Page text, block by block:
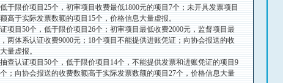
限价项目25个，初审项目收费最低1800元的项目7个；未开具发票项目
高于实际发票数额的项目15个，价格信息大量虚报。
目50个，低于限价项目26个；初审项目最低收费2000元，监督项目最
两体系认证收费9000元；18个项目不能提供进账凭证；向协会报送的收
量虚报。
认证项目50个，低于限价项目14个，不能提供发票和进账凭证的项目9
；向协会报送的收费数额高于实际发票数额的项目27个，价格信息大量